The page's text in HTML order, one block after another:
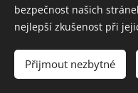
Římskokatolická
bezpečnost našich
nejlepší zkušenost při
Přijmout nezbytné